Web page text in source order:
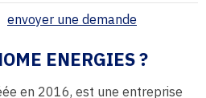
envoyer une demande
ENERGIES ?
en 2016, est une entreprise